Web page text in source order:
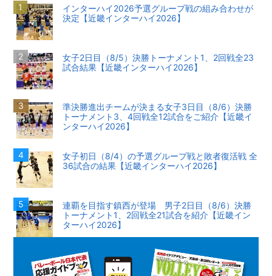
インターハイ2026予選グループ戦の組み合わせが
決定【近畿インターハイ2026】
女子2日目（8/5）決勝トーナメント1、2回戦全23
試合結果【近畿インターハイ2026】
準決勝進出チームが決まる女子3日目（8/6）決勝
トーナメント3、4回戦全12試合をご紹介【近畿イ
ンターハイ2026】
女子初日（8/4）の予選グループ戦と敗者復活戦 全
36試合の結果【近畿インターハイ2026】
連覇を目指す鎮西が登場 男子2日目（8/6）決勝
トーナメント1、2回戦全21試合を紹介【近畿イン
ターハイ2026】